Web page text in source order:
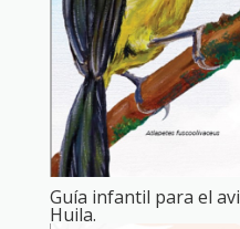
Guía infantil para el
Huila.